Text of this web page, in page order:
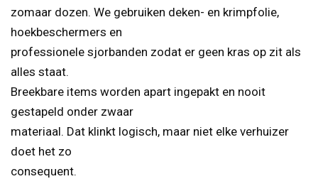
zomaar dozen. We gebruiken deken- en krimpfolie,
hoekbeschermers en
professionele sjorbanden zodat er geen kras op zit als
alles staat.
Breekbare items worden apart ingepakt en nooit
gestapeld onder zwaar
materiaal. Dat klinkt logisch, maar niet elke verhuizer
doet het zo
consequent.